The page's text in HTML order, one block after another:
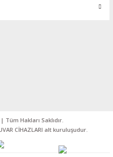
| Tüm Hakları Saklıdır.
CİHAZLARI alt kuruluşudur.